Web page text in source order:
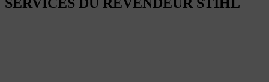
SERVICES DU REVENDEUR STIHL